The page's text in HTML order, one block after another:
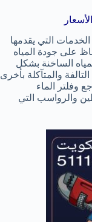
التي يقدمها
على جودة المياه
الساخنة بشكل
والمتآكلة بأخرى
وفلتر الماء
والرواسب التي